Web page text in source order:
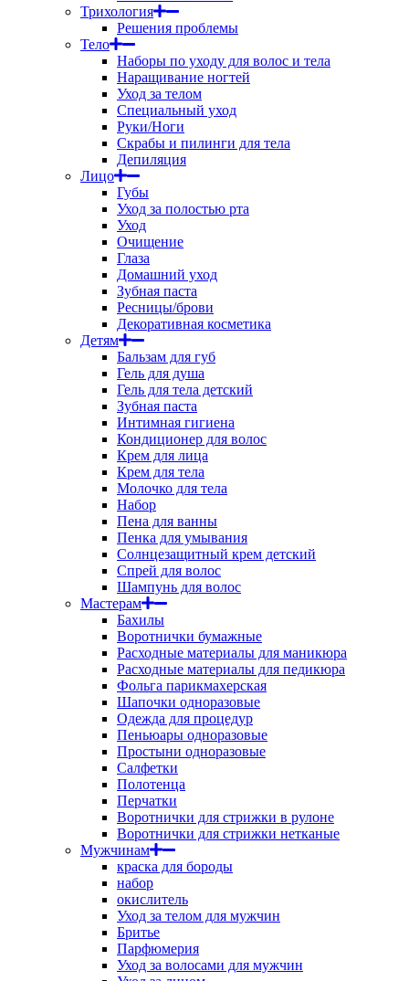
Трихология
Решения проблемы
Тело
Наборы по уходу для волос и тела
Наращивание ногтей
Уход за телом
Специальный уход
Руки/Ноги
Скрабы и пилинги для тела
Депиляция
Лицо
Губы
Уход за полостью рта
Уход
Очищение
Глаза
Домашний уход
Зубная паста
Ресницы/брови
Декоративная косметика
Детям
Бальзам для губ
Гель для душа
Гель для тела детский
Зубная паста
Интимная гигиена
Кондиционер для волос
Крем для лица
Крем для тела
Молочко для тела
Набор
Пена для ванны
Пенка для умывания
Солнцезащитный крем детский
Спрей для волос
Шампунь для волос
Мастерам
Бахилы
Воротнички бумажные
Расходные материалы для маникюра
Расходные материалы для педикюра
Фольга парикмахерская
Шапочки одноразовые
Одежда для процедур
Пеньюары одноразовые
Простыни одноразовые
Салфетки
Полотенца
Перчатки
Воротнички для стрижки в рулоне
Воротнички для стрижки нетканые
Мужчинам
краска для бороды
набор
окислитель
Уход за телом для мужчин
Бритье
Парфюмерия
Уход за волосами для мужчин